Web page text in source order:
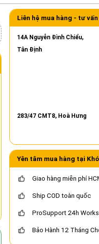
Liên hệ mua hàng - tư vấn
14A Nguyễn Đình Chiểu,
Tân Định
283/47 CMT8, Hoà Hưng
Yên tâm mua hàng tại
Giao hàng miễn phí
Ship COD toàn quốc
ProSupport 24h
Bảo Hành 12 Tháng